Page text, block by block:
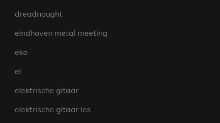
dreadnought
eindhoven metal meeting
eko
el
elektrische gitaar
elektrische gitaar les